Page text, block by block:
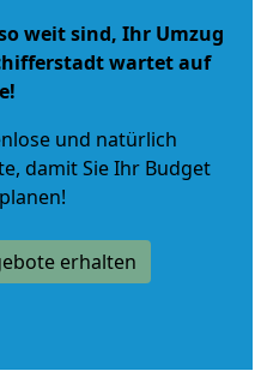
weit sind, Ihr Umzug
wartet auf
und natürlich
, damit Sie Ihr Budget
erhalten